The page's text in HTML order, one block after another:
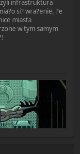
infrastruktura
si? wra?enie, ?e
miasta
w tym samym